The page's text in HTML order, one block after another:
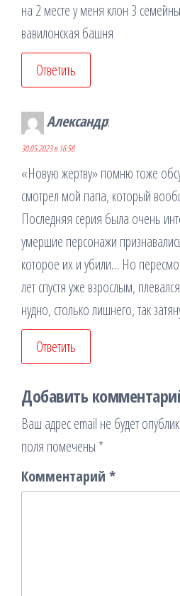
на 2 месте у меня клон 3
вавилонская башня
Ответить
Александр:
30.05.2023 в 16:58
«Новую жертву» помню тоже
смотрел мой папа, который
Последняя серия была очень
умершие персонажи
которое их и убили… Но
лет спустя уже взрослым,
нудно, столько лишнего, так
Ответить
Добавить
Ваш адрес email не будет
поля помечены *
Комментарий *